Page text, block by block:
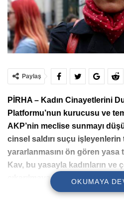
Paylaş
PİRHA – Kadın Cinayetlerini
Platformu’nun kurucusu ve
AKP’nin meclise sunmayı
cinsel saldırı suçu işleyenlerin
yararlanmasını ön gören yasa
Kav, bu yasayla kadınların ve
çıkarılmaya çalışıldığını
etmediklerini vurguladı.
OKUMAYA